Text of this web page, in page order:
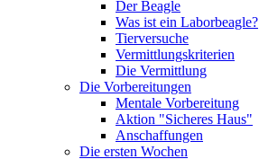
Der Beagle
Was ist ein Laborbeagle?
Tierversuche
Vermittlungskriterien
Die Vermittlung
Die Vorbereitungen
Mentale Vorbereitung
Aktion "Sicheres Haus"
Anschaffungen
Die ersten Wochen